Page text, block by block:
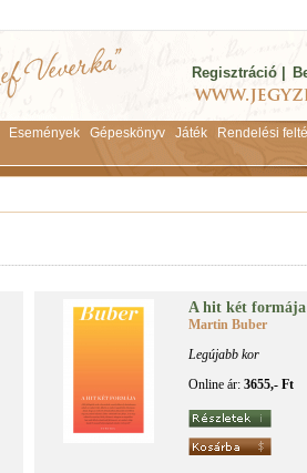
Regisztráció
Események Gépeskönyv Játék Rendelési
A hit két for­má­ja
Martin Buber
Legújabb kor
Online ár: 3655,- Ft